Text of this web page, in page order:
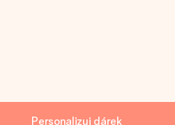
Personalizuj dárek